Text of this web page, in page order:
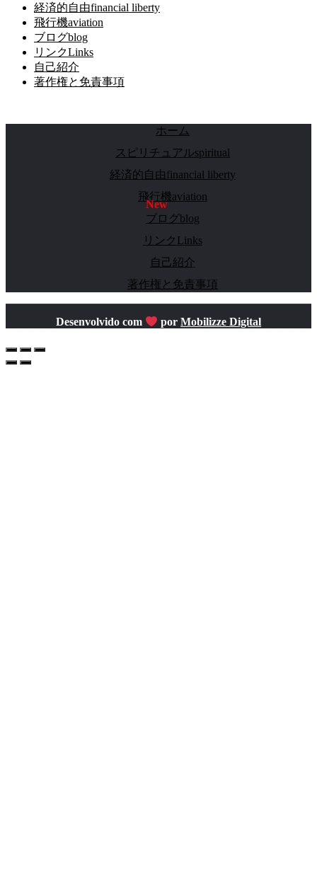
経済的自由financial liberty
飛行機aviation
ブログblog
リンクLinks
自己紹介
著作権と免責事項
ホーム
スピリチュアルspiritual
経済的自由financial liberty
飛行機aviation
ブログblog
リンクLinks
自己紹介
著作権と免責事項
Desenvolvido com porMobilizze Digital